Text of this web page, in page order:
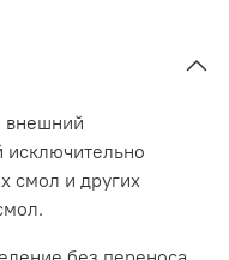
внешний
исключительно
смол и других